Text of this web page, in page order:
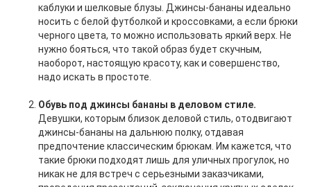
каблуки и шелковые блузы. Джинсы-бананы идеально
носить с белой футболкой и кроссовками, а если брюки
черного цвета, то можно использовать яркий верх. Не
нужно бояться, что такой образ будет скучным,
наоборот, настоящую красоту, как и совершенство,
надо искать в простоте.
Обувь под джинсы бананы в деловом стиле.
Девушки, которым близок деловой стиль, отодвигают
джинсы-бананы на дальнюю полку, отдавая
предпочтение классическим брюкам. Им кажется, что
такие брюки подходят лишь для уличных прогулок, но
никак не для встреч с серьезными заказчиками,